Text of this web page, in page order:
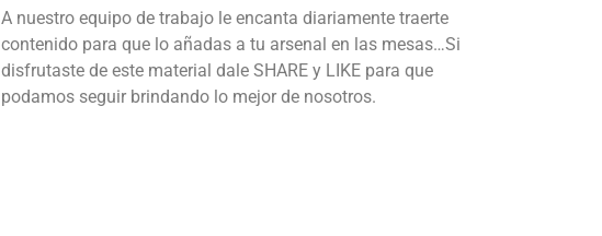
A nuestro equipo de trabajo le encanta diariamente traerte
contenido para que lo añadas a tu arsenal en las mesas…Si
disfrutaste de este material dale SHARE y LIKE para que
podamos seguir brindando lo mejor de nosotros.